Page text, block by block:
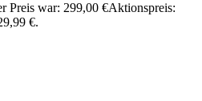
Preis war: 299,00 €Aktionspreis:
€.